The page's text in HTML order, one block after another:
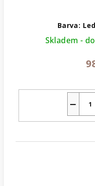
Barva:
Skladem -
−